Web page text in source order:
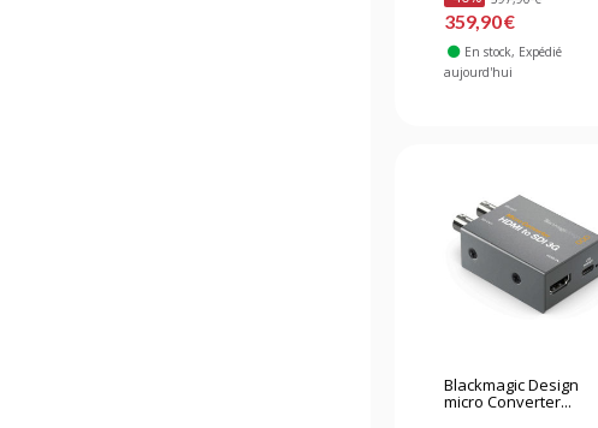
359,90 €
En stock, Expédié
aujourd'hui
Blackmagic Design
micro Converter...